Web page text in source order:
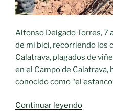
Alfonso Delgado Torres, 7
de mi bici, recorriendo los
Calatrava, plagados de
en el Campo de Calatrava,
conocido como “el
Continuar leyendo